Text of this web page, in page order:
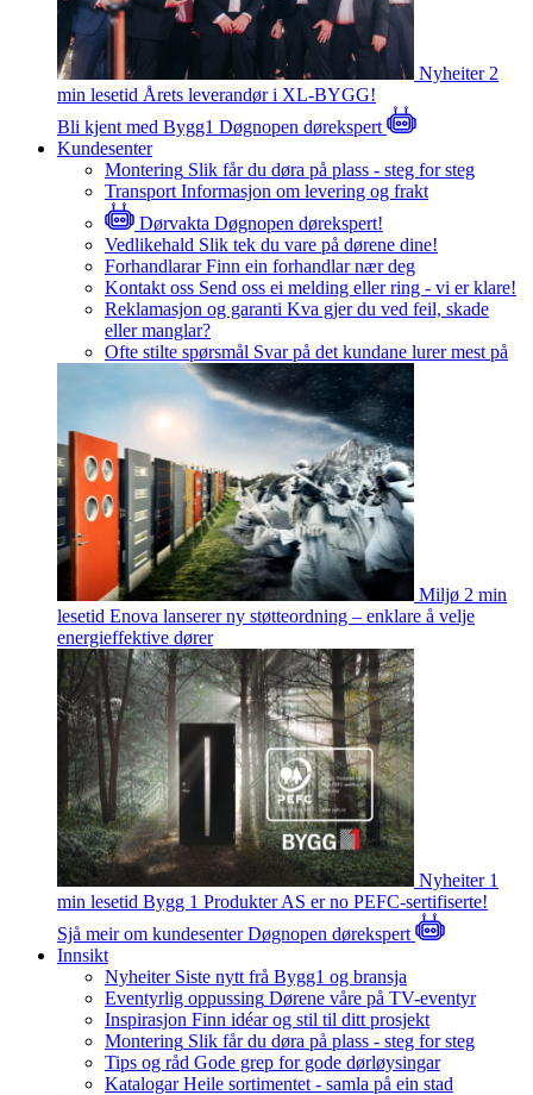
Nyheiter 2
min lesetid Årets leverandør i XL-BYGG!
Bli kjent med Bygg1 Døgnopen dørekspert
Kundesenter
Montering Slik får du døra på plass - steg for steg
Transport Informasjon om levering og frakt
Dørvakta Døgnopen dørekspert!
Vedlikehald Slik tek du vare på dørene dine!
Forhandlarar Finn ein forhandlar nær deg
Kontakt oss Send oss ei melding eller ring - vi er klare!
Reklamasjon og garanti Kva gjer du ved feil, skade
eller manglar?
Ofte stilte spørsmål Svar på det kundane lurer mest på
Miljø 2 min
lesetid Enova lanserer ny støtteordning – enklare å velje
energieffektive dører
Nyheiter 1
min lesetid Bygg 1 Produkter AS er no PEFC-sertifiserte!
Sjå meir om kundesenterDøgnopen dørekspert
Innsikt
Nyheiter Siste nytt frå Bygg1 og bransja
Eventyrlig oppussing Dørene våre på TV-eventyr
Inspirasjon Finn idéar og stil til ditt prosjekt
Montering Slik får du døra på plass - steg for steg
Tips og råd Gode grep for gode dørløysingar
Katalogar Heile sortimentet - samla på ein stad